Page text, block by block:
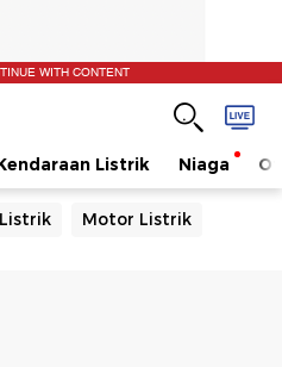
WITH CONTENT
Listrik Niaga
Motor Listrik